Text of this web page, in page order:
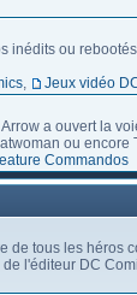
inédits ou
Jeux vidéo
a ouvert la
ou encore
Commandos
de tous les héros
l'éditeur DC